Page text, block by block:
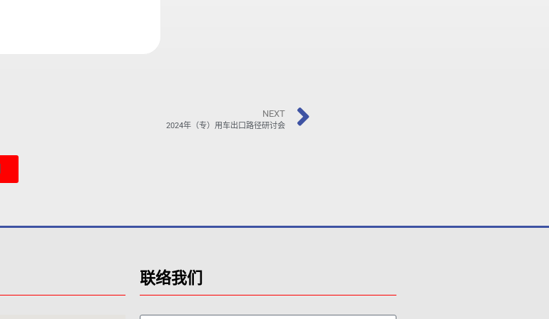
NEXT
2024年（专）用车出口路径研讨会
联络我们